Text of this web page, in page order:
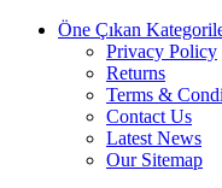
Öne Çıkan
Privacy Policy
Returns
Terms &
Contact Us
Latest News
Our Sitemap